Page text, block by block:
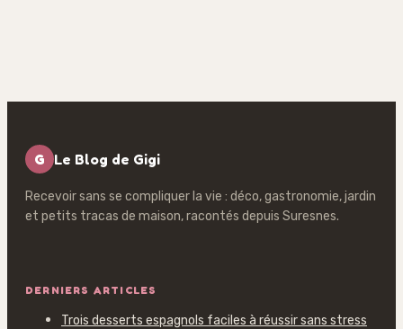
G Le Blog de Gigi
Recevoir sans se compliquer la vie : déco, gastronomie, jardin
et petits tracas de maison, racontés depuis Suresnes.
DERNIERS ARTICLES
Trois desserts espagnols faciles à réussir sans stress